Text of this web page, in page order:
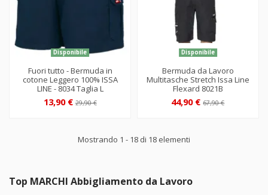
Disponibile
Fuori tutto - Bermuda in
cotone Leggero 100% ISSA
LINE - 8034 Taglia L
13,90 €29,90 €
Disponibile
Bermuda da Lavoro
Multitasche Stretch Issa Line
Flexard 8021B
44,90 €67,90 €
Mostrando 1 - 18 di 18 elementi
Top MARCHI Abbigliamento da Lavoro